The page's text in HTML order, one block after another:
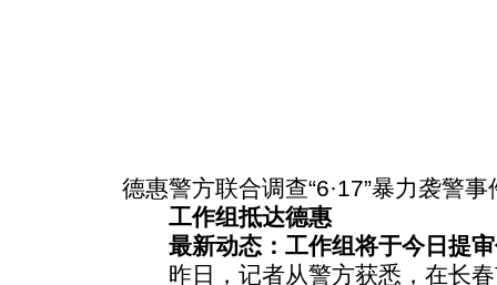
德惠警方联合调查“6·17”暴力袭警事
工作组抵达德惠
最新动态：工作组将于今日提审
昨日，记者从警方获悉，在长